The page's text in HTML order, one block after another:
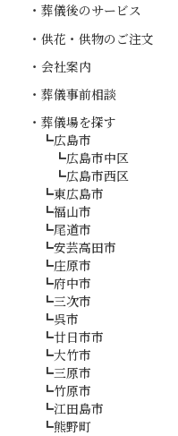
葬儀後のサービス
供花・供物のご注文
会社案内
葬儀事前相談
葬儀場を探す
広島市
広島市中区
広島市西区
東広島市
福山市
尾道市
安芸高田市
庄原市
府中市
三次市
呉市
廿日市市
大竹市
三原市
竹原市
江田島市
熊野町